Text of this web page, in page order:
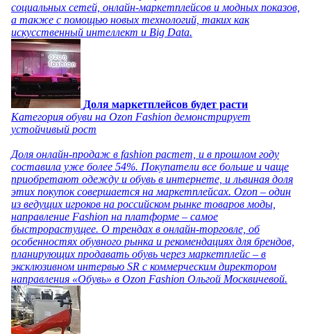
социальных сетей, онлайн-маркетплейсов и модных показов,
а также с помощью новых технологий, таких как
искусственный интеллект и Big Data.
Доля маркетплейсов будет расти
Категория обуви на Ozon Fashion демонстрирует
устойчивый рост
Доля онлайн-продаж в fashion растет, и в прошлом году
составила уже более 54%. Покупатели все больше и чаще
приобретают одежду и обувь в интернете, и львиная доля
этих покупок совершается на маркетплейсах. Ozon – один
из ведущих игроков на российском рынке товаров моды,
направление Fashion на платформе – самое
быстрорастущее. О трендах в онлайн-торговле, об
особенностях обувного рынка и рекомендациях для брендов,
планирующих продавать обувь через маркетплейс – в
эксклюзивном интервью SR с коммерческим директором
направления «Обувь» в Ozon Fashion Ольгой Москвичевой.